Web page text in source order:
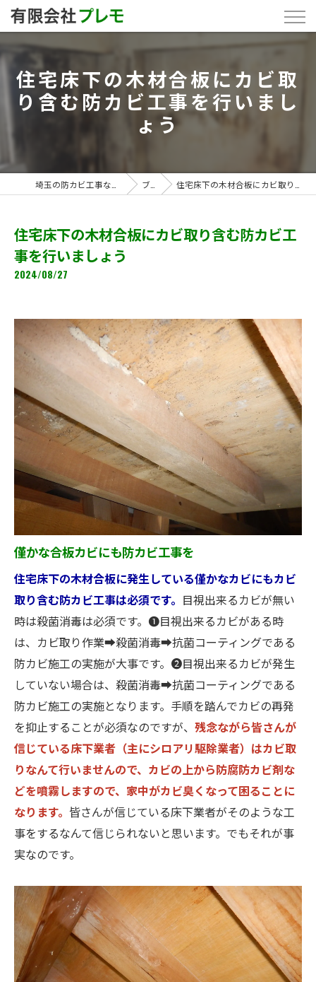
住宅床下の木材合板にカビ取
り含む防カビ工事を行いまし
ょう
ブログ 住宅床下の木材合板にカビ取り含む防カビ工事を行いましょう
住宅床下の木材合板にカビ取り含む防カビ工
事を行いましょう
2024/08/27
僅かな合板カビにも防カビ工事を
住宅床下の木材合板に発生している僅かなカビにもカビ
取り含む防カビ工事は必須です。 目視出来るカビが無い
時は殺菌消毒は必須です。➊目視出来るカビがある時
は、カビ取り作業➡殺菌消毒➡抗菌コーティングである
防カビ施工の実施が大事です。❷目視出来るカビが発生
していない場合は、殺菌消毒➡抗菌コーティングである
防カビ施工の実施となります。手順を踏んでカビの再発
を抑止することが必須なのですが、 残念ながら皆さんが
信じている床下業者（主にシロアリ駆除業者）はカビ取
りなんて行いませんので、カビの上から防腐防カビ剤な
どを噴霧しますので、家中がカビ臭くなって困ることに
なります。 皆さんが信じている床下業者がそのような工
事をするなんて信じられないと思います。でもそれが事
実なのです。